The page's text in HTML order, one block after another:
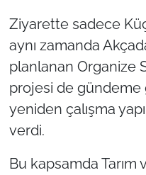
Ziyarette sadece
aynı zamanda
planlanan Organize
projesi de gündeme
yeniden çalışma
verdi.
Bu kapsamda Tarım